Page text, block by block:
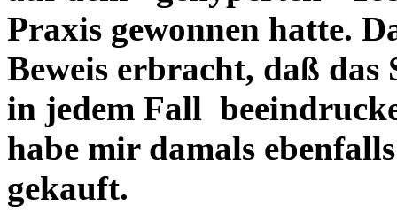
Praxis gewonnen hatte.
Beweis erbracht, daß das
in jedem Fall
habe mir damals
gekauft.